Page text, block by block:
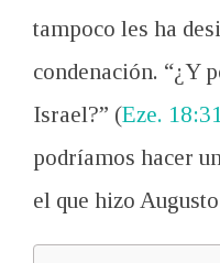
tampoco les ha
condenación. “¿Y
Israel?” (Eze.
podríamos hacer
el que hizo